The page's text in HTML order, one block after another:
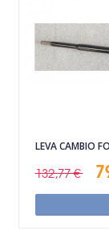
LEVA CAMBIO
132,77 €